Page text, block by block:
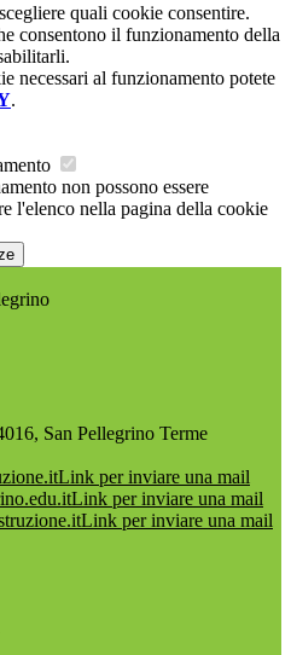
quali cookie consentire.
consentono il funzionamento della
necessari al funzionamento potete
.
non possono essere
l'elenco nella pagina della cookie
San Pellegrino Terme
Link per inviare una mail
Link per inviare una mail
Link per inviare una mail